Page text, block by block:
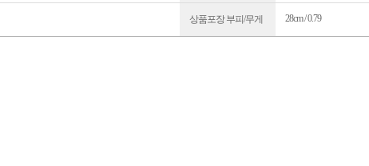
상품포장 부피/무게 28cm / 0.79